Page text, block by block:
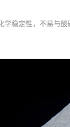
学稳定性，不易与